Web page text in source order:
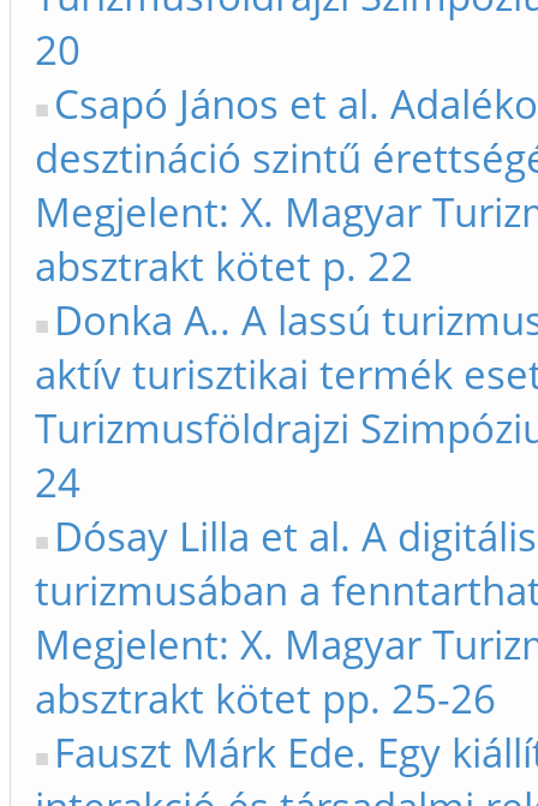
20
Csapó János et al.
desztináció szintű
Megjelent: X. Magyar
absztrakt kötet p. 22
Donka A.. A lassú
aktív turisztikai termék
Turizmusföldrajzi
24
Dósay Lilla et al. A
turizmusában a
Megjelent: X. Magyar
absztrakt kötet pp. 25-26
Fauszt Márk Ede. Egy